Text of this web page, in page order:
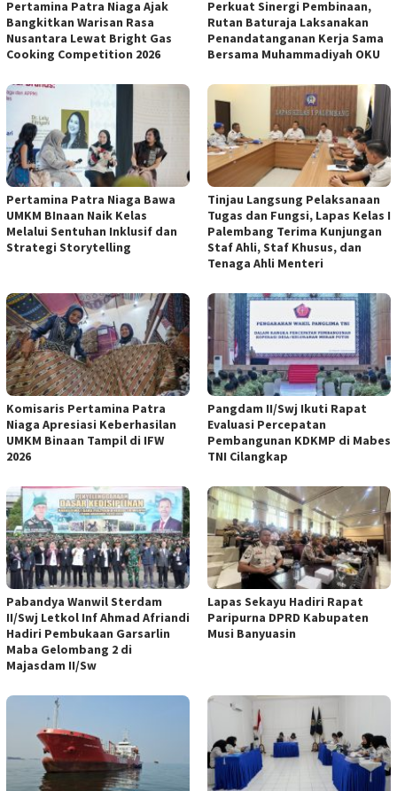
Pertamina Patra Niaga Ajak
Bangkitkan Warisan Rasa
Nusantara Lewat Bright Gas
Cooking Competition 2026
Perkuat Sinergi Pembinaan,
Rutan Baturaja Laksanakan
Penandatanganan Kerja Sama
Bersama Muhammadiyah OKU
Pertamina Patra Niaga Bawa
UMKM BInaan Naik Kelas
Melalui Sentuhan Inklusif dan
Strategi Storytelling
Tinjau Langsung Pelaksanaan
Tugas dan Fungsi, Lapas Kelas I
Palembang Terima Kunjungan
Staf Ahli, Staf Khusus, dan
Tenaga Ahli Menteri
Komisaris Pertamina Patra
Niaga Apresiasi Keberhasilan
UMKM Binaan Tampil di IFW
2026
Pangdam II/Swj Ikuti Rapat
Evaluasi Percepatan
Pembangunan KDKMP di Mabes
TNI Cilangkap
Pabandya Wanwil Sterdam
II/Swj Letkol Inf Ahmad Afriandi
Hadiri Pembukaan Garsarlin
Maba Gelombang 2 di
Majasdam II/Sw
Lapas Sekayu Hadiri Rapat
Paripurna DPRD Kabupaten
Musi Banyuasin